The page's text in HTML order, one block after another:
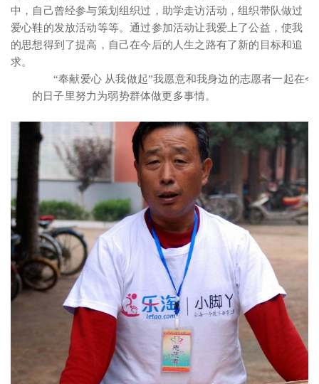
中，自己曾经参与策划组织过，助学走访活动，组织带队做过
爱心鞋的发放活动等等。通过参加活动让我爱上了公益，使我
的思想得到了提高，自己在今后的人生之路有了新的目标和追
求。
“奉献爱心 从我做起”我愿意和我身边的志愿者一起在今
的日子里努力为弱势群体做更多事情。